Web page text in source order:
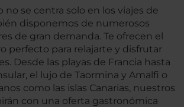
no se centra solo en los viajes de
disponemos de numerosos
de gran demanda. Te ofrecen el
perfecto para relajarte y disfrutar
Desde las playas de Francia hasta
el lujo de Taormina y Amalfi o
como las islas Canarias, nuestros
con una oferta gastronómica